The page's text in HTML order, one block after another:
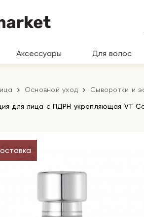
Аксессуары Для волос
Основной уход Сыворотки и
для лица с ПДРН укрепляющая VT